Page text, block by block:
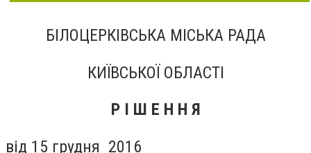
БІЛОЦЕРКІВСЬКА МІСЬКА РАДА
КИЇВСЬКОЇ ОБЛАСТІ
Р І Ш Е Н Н Я
від 15 грудня 2016